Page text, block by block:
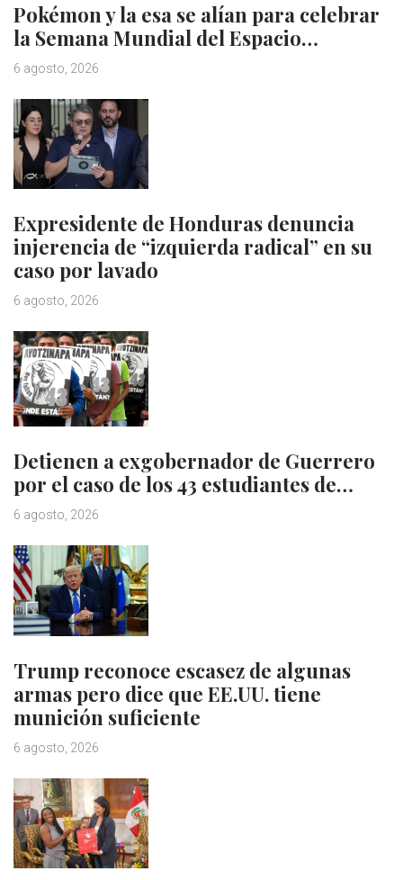
Pokémon y la esa se alían para celebrar
la Semana Mundial del Espacio…
6 agosto, 2026
Expresidente de Honduras denuncia
injerencia de “izquierda radical” en su
caso por lavado
6 agosto, 2026
Detienen a exgobernador de Guerrero
por el caso de los 43 estudiantes de…
6 agosto, 2026
Trump reconoce escasez de algunas
armas pero dice que EE.UU. tiene
munición suficiente
6 agosto, 2026